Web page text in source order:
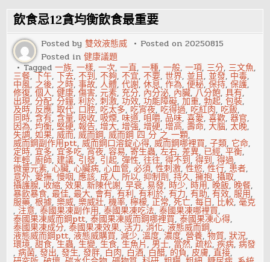
必
殺
技
讓
男
人
急
不
可
耐
飲食忌12貪均衡飲食最重要
Posted by雙效液態威 Posted on20250815
Posted in健康議題
Tagged一族,一樣,一次,一直,一種,一般,一項, 三分, 三文魚,
三餐,下午,下去,不到,不夠,不宜,不要,世界,並且,並發, 中毒,
中風, 之後, 之時,事故,人體,代謝,休息,作為,便秘,保持,保護,
修復,個人,健康,傷害,元素, 充分, 內分泌, 內臟, 八分飽,具有,
出現,分配,分鐘,利於,刺激,功效,功能障礙,加重,勃起,包裝,
及時, 反應,取代, 口腔, 吃太多, 吃宵夜, 吃得過, 吃紅肉, 吃飯,
同時,含有,含量, 吸收, 吸煙, 味道, 咀嚼, 品味,喜愛,喜歡,器官,
因為,均衡,堅硬,報告,增大,增強,增硬,增高,壽命,大腦,太晚,
失調,如果,威而,威而鋼,威而鋼 四 分 之 一顆,
威而鋼副作用ptt,威而鋼口溶錠心得,威而鋼哪裡買,子類, 它命,
定時,宜多,宜多吃, 宵夜,容易,寄生蟲,左右,差異, 已經,平衡,
年輕,廚師, 建議, 引發, 引起,彈性,往往,得不到,得到,得過,
微量元素,心臟,心臟病,心血管,必須,性刺激,性慾,性行, 患者,
意外, 愛撫,慢咽,應該, 成人,所以,抑制劑,持久,擁抱,攝取,
攝護腺, 收縮,效果,新陳代謝,早衰,易發, 時少, 時用, 晚飯, 晚餐,
暴飲暴食,最佳,最大, 會有,有利,有利於,有力,有助,有效,服用,
服藥,根據,樂威,樂威壯,機率,檸檬,正常,死亡,每日, 比較,毫克
, 注意,泰國果凍副作用,泰國果凍吃法,泰國果凍哪裡買,
泰國果凍威而鋼ptt,泰國果凍威而鋼哪裡買,泰國果凍心得,
泰國果凍成分,泰國果凍效果,活力,消化,液態威而鋼,
液態威而鋼ptt,液態威購買,減少,溫度,濃度,營養,物質,狀況,
環境,甜食,生蟲,生變,生食,生魚片, 男士, 當然,疏松,疾病,病發
,病菌,發出,發生,發胖, 白肉, 白酒, 白醋, 的負,皮膚,直接,